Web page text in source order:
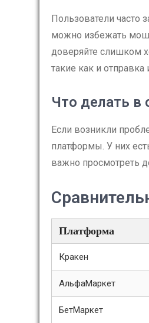
Пользователи часто
можно избежать
доверяйте слишком
такие как и отправка
Что делать в
Если возникли
платформы. У них
важно просмотреть
Платформа
Кракен
АльфаМаркет
БетМаркет